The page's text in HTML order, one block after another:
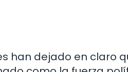
han dejado en claro